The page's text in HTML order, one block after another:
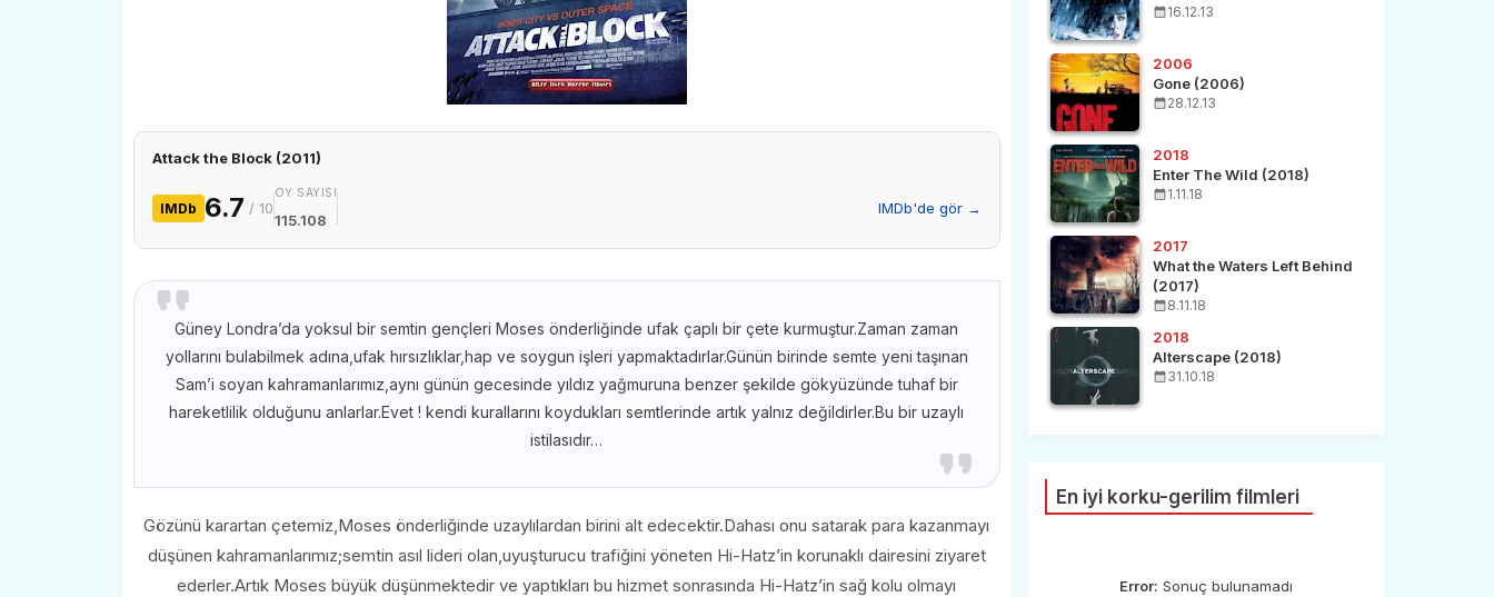
Attack the Block (2011)
IMDb 6.7 / 10
OY SAYISI
115.108
IMDb'de gör →
Güney Londra’da yoksul bir semtin gençleri Moses önderliğinde ufak çaplı bir çete kurmuştur.Zaman zaman
yollarını bulabilmek adına,ufak hırsızlıklar,hap ve soygun işleri yapmaktadırlar.Günün birinde semte yeni taşınan
Sam’i soyan kahramanlarımız,aynı günün gecesinde yıldız yağmuruna benzer şekilde gökyüzünde tuhaf bir
hareketlilik olduğunu anlarlar.Evet ! kendi kurallarını koydukları semtlerinde artık yalnız değildirler.Bu bir uzaylı
istilasıdır…
Gözünü karartan çetemiz,Moses önderliğinde uzaylılardan birini alt edecektir.Dahası onu satarak para kazanmayı
düşünen kahramanlarımız;semtin asıl lideri olan,uyuşturucu trafiğini yöneten Hi-Hatz’in korunaklı dairesini ziyaret
ederler.Artık Moses büyük düşünmektedir ve yaptıkları bu hizmet sonrasında Hi-Hatz’in sağ kolu olmayı
16.12.13
2006
Gone (2006)
28.12.13
2018
Enter The Wild (2018)
1.11.18
2017
What the Waters Left Behind
(2017)
8.11.18
2018
Alterscape (2018)
31.10.18
En iyi korku-gerilim filmleri
Error: Sonuç bulunamadı